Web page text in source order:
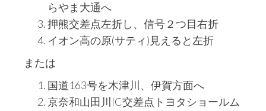
らやま大通へ
押熊交差点左折し、信号２つ目右折
イオン高の原(サティ)見えると左折
または
国道163号を木津川、伊賀方面へ
京奈和山田川IC交差点トヨタショールム